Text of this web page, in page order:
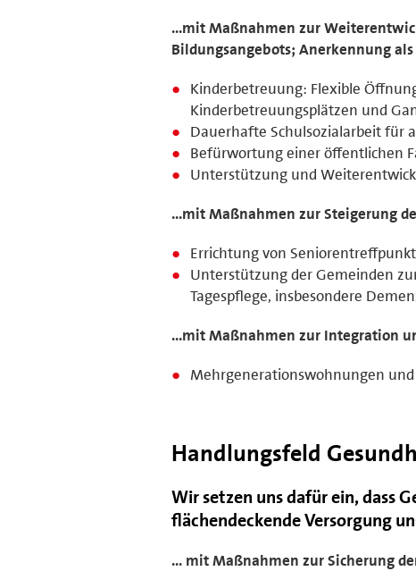
...mit Maßnahmen zur
Bildungsangebots; Anerkennung
Kinderbetreuung: Flexible
Kinderbetreuungsplätzen und
Dauerhafte Schulsozialarbeit für
Befürwortung einer öffentlichen
Unterstützung und
...mit Maßnahmen zur Steigerung
Errichtung von
Unterstützung der Gemeinden
Tagespflege, insbesondere
...mit Maßnahmen zur Integration
Mehrgenerationswohnungen
Handlungsfeld
Wir setzen uns dafür ein, dass
flächendeckende Versorgung
... mit Maßnahmen zur Sicherung